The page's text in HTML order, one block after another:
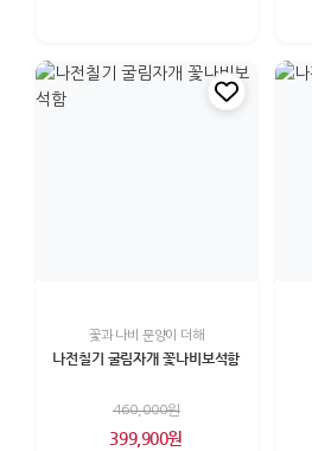
꽃과 나비 문양이 더해
나전칠기 굴림자개 꽃나비보석함
460,000원
399,900원